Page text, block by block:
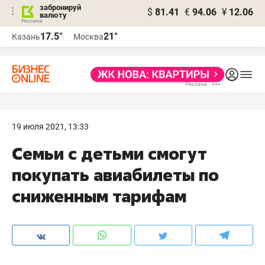
забронируй
валюту
$ 81.41 € 94.06 ¥ 12.06
Казань17.5° Москва21°
19 июля 2021, 13:33
Семьи с детьми смогут
покупать авиабилеты по
сниженным тарифам